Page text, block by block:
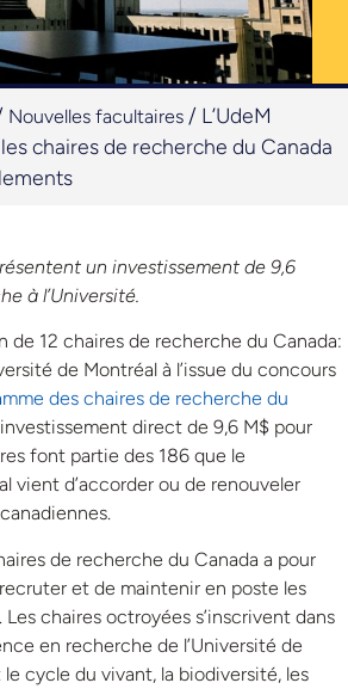
Nouvelles facultaires / L’UdeM
chaires de recherche du Canada
un investissement de 9,6
à l’Université.
de 12 chaires de recherche du Canada:
de Montréal à l’issue du concours
des chaires de recherche du
investissement direct de 9,6 M$ pour
font partie des 186 que le
vient d’accorder ou de renouveler
de recherche du Canada a pour
et de maintenir en poste les
chaires octroyées s’inscrivent dans
en recherche de l’Université de
cycle du vivant, la biodiversité, les